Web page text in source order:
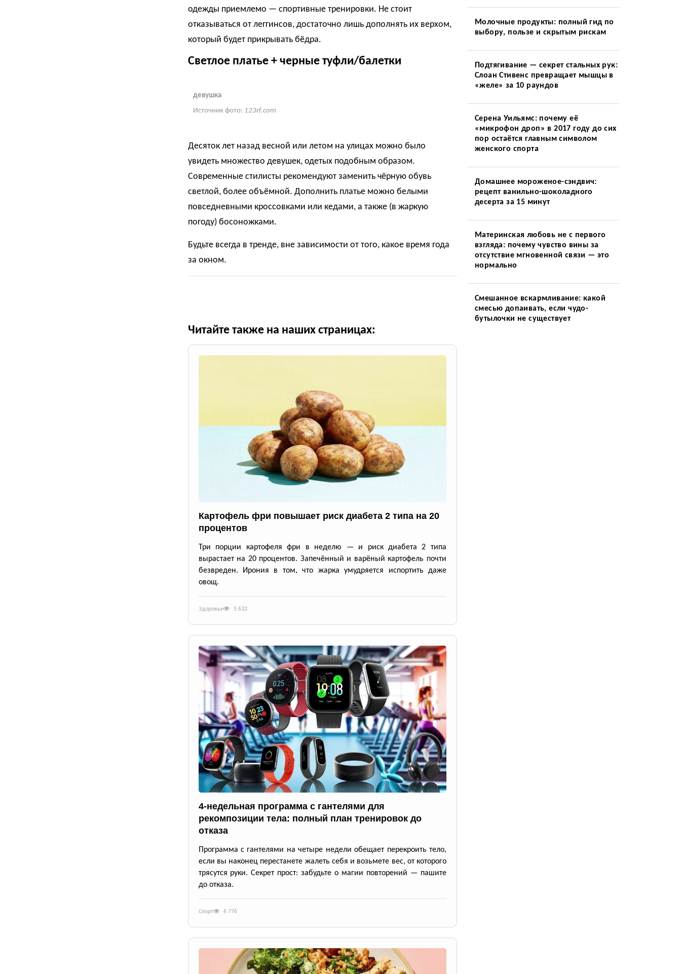
одежды приемлемо — спортивные тренировки. Не стоит
отказываться от леггинсов, достаточно лишь дополнять их верхом,
который будет прикрывать бёдра.
Светлое платье + черные туфли/балетки
девушка
Источник фото: 123rf.com
Десяток лет назад весной или летом на улицах можно было
увидеть множество девушек, одетых подобным образом.
Современные стилисты рекомендуют заменить чёрную обувь
светлой, более объёмной. Дополнить платье можно белыми
повседневными кроссовками или кедами, а также (в жаркую
погоду) босоножками.
Будьте всегда в тренде, вне зависимости от того, какое время года
за окном.
Читайте также на наших страницах:
Картофель фри повышает риск диабета 2 типа на 20
процентов
Три порции картофеля фри в неделю — и риск диабета 2 типа
вырастает на 20 процентов. Запечённый и варёный картофель почти
безвреден. Ирония в том, что жарка умудряется испортить даже
овощ.
Здоровье 5 632
4-недельная программа с гантелями для
рекомпозиции тела: полный план тренировок до
отказа
Программа с гантелями на четыре недели обещает перекроить тело,
если вы наконец перестанете жалеть себя и возьмете вес, от которого
трясутся руки. Секрет прост: забудьте о магии повторений — пашите
до отказа.
Спорт 6 776
Молочные продукты: полный гид по
выбору, пользе и скрытым рискам
Подтягивание — секрет стальных рук:
Слоан Стивенс превращает мышцы в
«желе» за 10 раундов
Серена Уильямс: почему её
«микрофон дроп» в 2017 году до сих
пор остаётся главным символом
женского спорта
Домашнее мороженое-сэндвич:
рецепт ванильно-шоколадного
десерта за 15 минут
Материнская любовь не с первого
взгляда: почему чувство вины за
отсутствие мгновенной связи — это
нормально
Смешанное вскармливание: какой
смесью допаивать, если чудо-
бутылочки не существует